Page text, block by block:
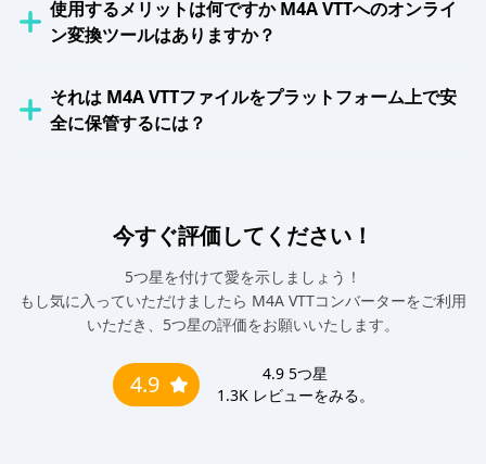
使用するメリットは何ですか M4A VTTへのオンライ
ン変換ツールはありますか？
それは M4A VTTファイルをプラットフォーム上で安
全に保管するには？
今すぐ評価してください！
5つ星を付けて愛を示しましょう！
もし気に入っていただけましたら M4A VTTコンバーターをご利用
いただき、5つ星の評価をお願いいたします。
4.9 4.9 5つ星
1.3Kレビューをみる。